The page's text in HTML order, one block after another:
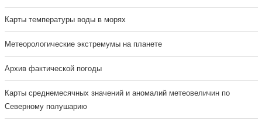
Карты температуры воды в морях
Метеорологические экстремумы на планете
Архив фактической погоды
Карты среднемесячных значений и аномалий метеовеличин по
Северному полушарию